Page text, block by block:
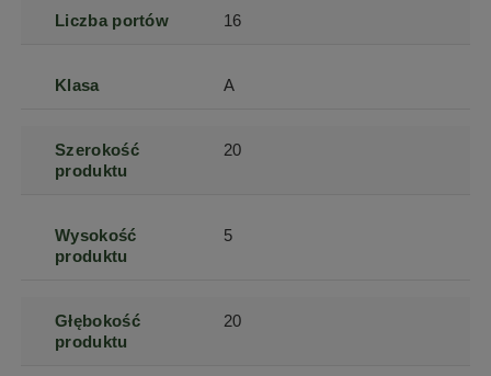
Liczba portów 16
Klasa A
Szerokość
produktu
20
Wysokość
produktu
5
Głębokość
produktu
20